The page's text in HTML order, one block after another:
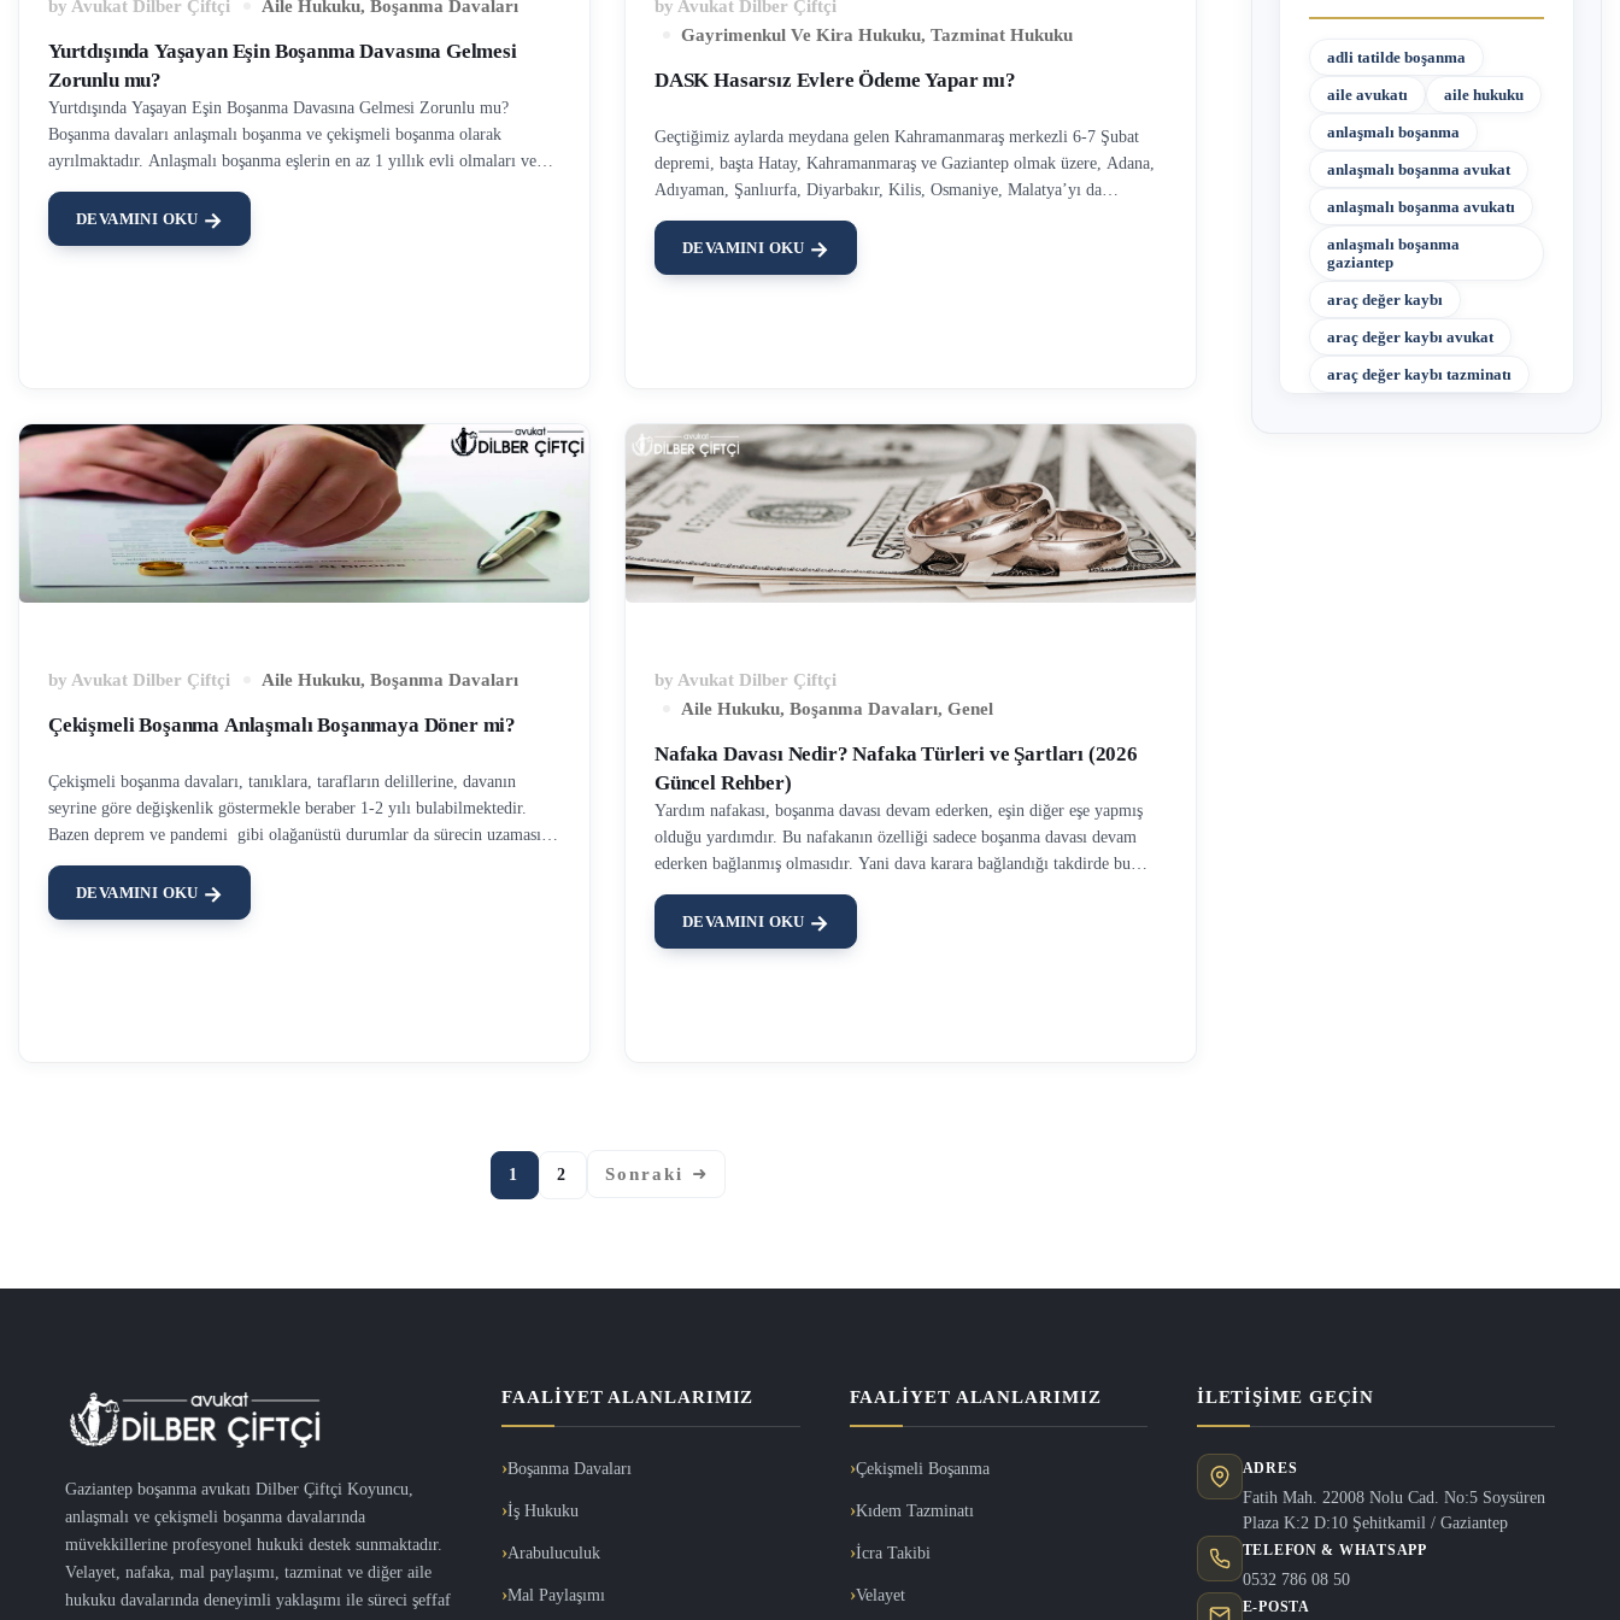
by Avukat Dilber Çiftçi Aile Hukuku, Boşanma Davaları
Yurtdışında Yaşayan Eşin Boşanma Davasına Gelmesi
Zorunlu mu?
Yurtdışında Yaşayan Eşin Boşanma Davasına Gelmesi Zorunlu mu?
Boşanma davaları anlaşmalı boşanma ve çekişmeli boşanma olarak
ayrılmaktadır. Anlaşmalı boşanma eşlerin en az 1 yıllık evli olmaları ve
boşanmanın sonuçları üzerinden mutabık kalmaları halinde açılır.
Çekişmeli boşanma davası ise eşlerden birinin boşanmak istememesi ya da
boşanmak isteyip de velayet, nafaka ve tazminat gibi boşanmanın
DEVAMINI OKU
by Avukat Dilber Çiftçi
Gayrimenkul Ve Kira Hukuku, Tazminat Hukuku
DASK Hasarsız Evlere Ödeme Yapar mı?
Geçtiğimiz aylarda meydana gelen Kahramanmaraş merkezli 6-7 Şubat
depremi, başta Hatay, Kahramanmaraş ve Gaziantep olmak üzere, Adana,
Adıyaman, Şanlıurfa, Diyarbakır, Kilis, Osmaniye, Malatya’yı da
etkilemiştir. Bu depremde birçok bina hasar görmüş, ağır hasarlı, orta
hasarlı, az hasarlı ve hasarsız olmak üzere Çevre ve Şehircilik Bakanlığı
tarafından hasar tespitleri yapılmıştır. Bilindiği üzere Doğal Afet
DEVAMINI OKU
by Avukat Dilber Çiftçi Aile Hukuku, Boşanma Davaları
Çekişmeli Boşanma Anlaşmalı Boşanmaya Döner mi?
Çekişmeli boşanma davaları, tanıklara, tarafların delillerine, davanın
seyrine göre değişkenlik göstermekle beraber 1-2 yılı bulabilmektedir.
Bazen deprem ve pandemi gibi olağanüstü durumlar da sürecin uzamasına
sebebiyet verebilir. Çekişmeli boşanma davalarının uzun sürmesi, taraflar
arasında yaşanan gerginliğin soğumasına sebep verir, bu da artık
birbirinden beklentisi kalmayan, çekişmeli boşanma sürecinde manevi
DEVAMINI OKU
by Avukat Dilber Çiftçi
Aile Hukuku, Boşanma Davaları, Genel
Nafaka Davası Nedir? Nafaka Türleri ve Şartları (2026
Güncel Rehber)
Yardım nafakası, boşanma davası devam ederken, eşin diğer eşe yapmış
olduğu yardımdır. Bu nafakanın özelliği sadece boşanma davası devam
ederken bağlanmış olmasıdır. Yani dava karara bağlandığı takdirde bu
nafaka sona ermektedir. …
DEVAMINI OKU
1 2 Sonraki
adli tatilde boşanma
aile avukatı aile hukuku
anlaşmalı boşanma
anlaşmalı boşanma avukat
anlaşmalı boşanma avukatı
anlaşmalı boşanma
gaziantep
araç değer kaybı
araç değer kaybı avukat
araç değer kaybı tazminatı
Gaziantep boşanma avukatı Dilber Çiftçi Koyuncu,
anlaşmalı ve çekişmeli boşanma davalarında
müvekkillerine profesyonel hukuki destek sunmaktadır.
Velayet, nafaka, mal paylaşımı, tazminat ve diğer aile
hukuku davalarında deneyimli yaklaşımı ile süreci şeffaf
FAALIYET ALANLARIMIZ
Boşanma Davaları
İş Hukuku
Arabuluculuk
Mal Paylaşımı
FAALIYET ALANLARIMIZ
Çekişmeli Boşanma
Kıdem Tazminatı
İcra Takibi
Velayet
İLETIŞIME GEÇIN
ADRES
Fatih Mah. 22008 Nolu Cad. No:5 Soysüren
Plaza K:2 D:10 Şehitkamil / Gaziantep
TELEFON & WHATSAPP
0532 786 08 50
E-POSTA